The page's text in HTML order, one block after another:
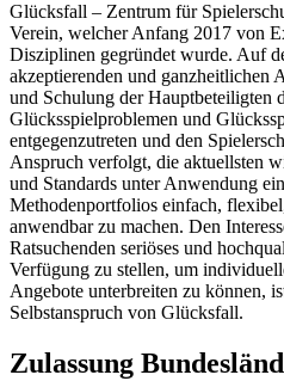
Glücksfall – Zentrum für
Verein, welcher Anfang 2017 von
Disziplinen gegründet wurde. Auf
akzeptierenden und ganzheitlichen
und Schulung der Hauptbeteiligten
Glücksspielproblemen und
entgegenzutreten und den
Anspruch verfolgt, die aktuellsten
und Standards unter Anwendung
Methodenportfolios einfach,
anwendbar zu machen. Den
Ratsuchenden seriöses und
Verfügung zu stellen, um
Angebote unterbreiten zu können,
Selbstanspruch von Glücksfall.
Zulassung